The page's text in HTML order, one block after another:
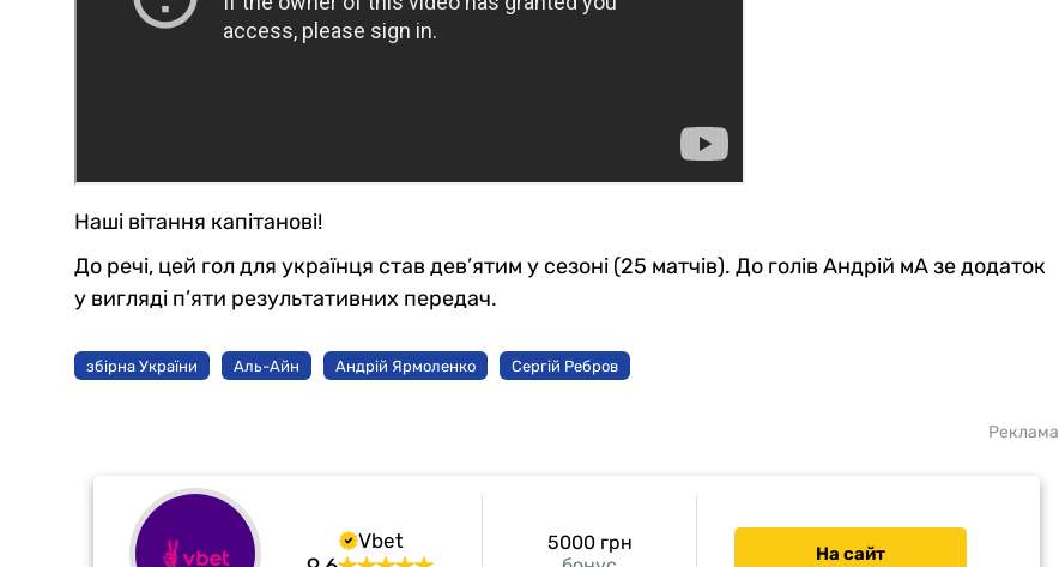
Наші вітання капітанові!
До речі, цей гол для українця став дев’ятим у сезоні (25 матчів). До голів Андрій мА зе додаток
у вигляді п’яти результативних передач.
збірна України Аль-Айн Андрій Ярмоленко Сергій Ребров
Реклама
Vbet 5000 грн На сайт